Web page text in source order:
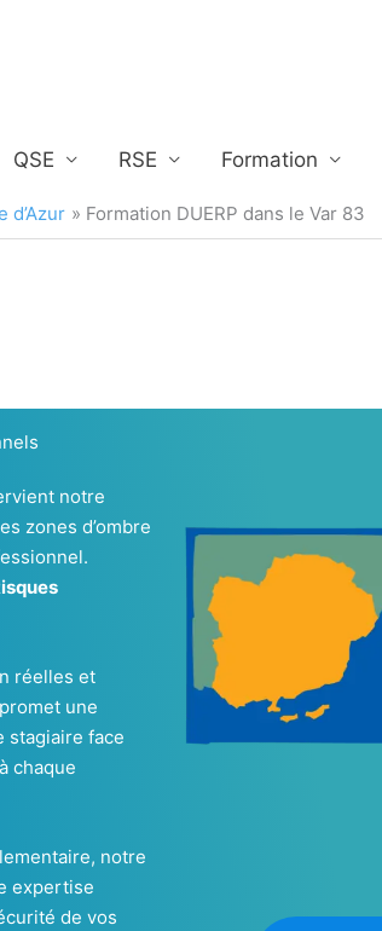
QSE RSE Formation
d’Azur Formation DUERP dans le Var 83
notre
zones d’ombre
réelles et
une
stagiaire face
chaque
notre
expertise
de vos